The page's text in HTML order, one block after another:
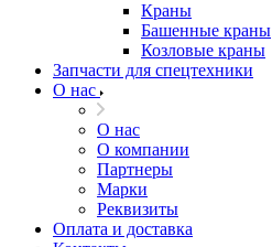
Краны
Башенные краны
Козловые краны
Запчасти для спецтехники
О нас
О нас
О компании
Партнеры
Марки
Реквизиты
Оплата и доставка